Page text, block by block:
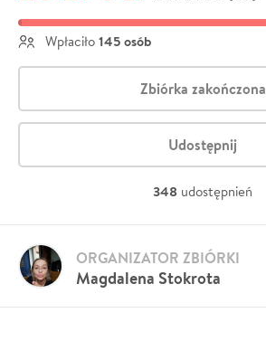
Wpłaciło 145 osób
Zbiórka zakończona
Udostępnij
348 udostępnień
Magdalena Stokrota
ORGANIZATOR ZBIÓRKI